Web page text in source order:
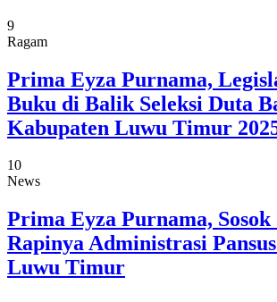
9
Ragam
Prima Eyza Purnama,
Buku di Balik Seleksi Duta
Kabupaten Luwu Timur
10
News
Prima Eyza Purnama,
Rapinya Administrasi
Luwu Timur